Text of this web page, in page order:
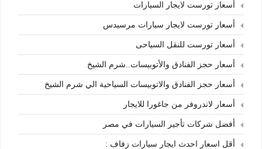
أسعار تورست لايجار السيارات
أسعار تورست لايجار سيارات مرسيدس
أسعار تورست للنقل السياحى
أسعار حجز الفنادق والأتوبيسات..شرم الشيخ
أسعار حجز الفنادق والاتوبيسات السياحية الي شرم الشيخ
أسعار لاندروفر من جاغورا للايجار
أفضل شركات تأجير السيارات في مصر
أقل اسعار احدث ايجار سيارات زفاف :